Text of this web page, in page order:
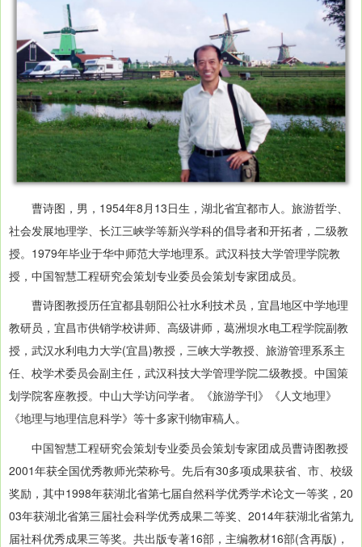
曹诗图，男，1954年8月13日生，湖北省宜都市人。旅游哲学、
社会发展地理学、长江三峡学等新兴学科的倡导者和开拓者，二级教
授。1979年毕业于华中师范大学地理系。武汉科技大学管理学院教
授，中国智慧工程研究会策划专业委员会策划专家团成员。
曹诗图教授历任宜都县朝阳公社水利技术员，宜昌地区中学地理
教研员，宜昌市供销学校讲师、高级讲师，葛洲坝水电工程学院副教
授，武汉水利电力大学(宜昌)教授，三峡大学教授、旅游管理系系主
任、校学术委员会副主任，武汉科技大学管理学院二级教授。中国策
划学院客座教授。中山大学访问学者。《旅游学刊》《人文地理》
《地理与地理信息科学》等十多家刊物审稿人。
中国智慧工程研究会策划专业委员会策划专家团成员曹诗图教授
2001年获全国优秀教师光荣称号。先后有30多项成果获省、市、校级
奖励，其中1998年获湖北省第七届自然科学优秀学术论文一等奖，20
03年获湖北省第三届社会科学优秀成果二等奖、2014年获湖北省第九
届社科优秀成果三等奖。共出版专著16部，主编教材16部(含再版)，